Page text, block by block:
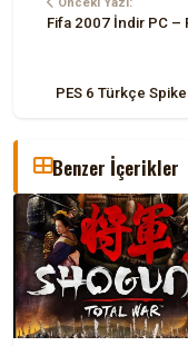
Fifa 2007 İndir PC –
PES 6 Türkçe
Benzer İçerikler